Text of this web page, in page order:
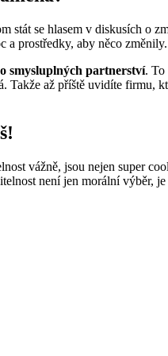
stát se hlasem v diskusích o
prostředky, aby něco
smysluplných partnerství. To
Takže až příště uvidíte firmu,
vážně, jsou nejen super
není jen morální výběr,